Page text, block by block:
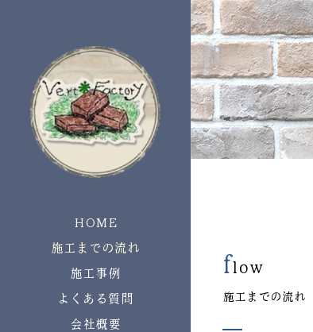
HOME
施工までの流れ
施工事例
よくある質問
会社概要
flow
施工までの流れ